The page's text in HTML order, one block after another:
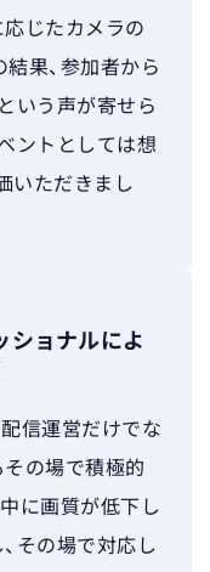
応じたカメラの
果、参加者から
いう声が寄せら
ントとしては想
いただきまし
ショナルによ
信運営だけでな
その場で積極的
に画質が低下し
その場で対応し